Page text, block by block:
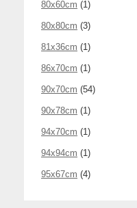
80x60cm (1)
80x80cm (3)
81x36cm (1)
86x70cm (1)
90x70cm (54)
90x78cm (1)
94x70cm (1)
94x94cm (1)
95x67cm (4)